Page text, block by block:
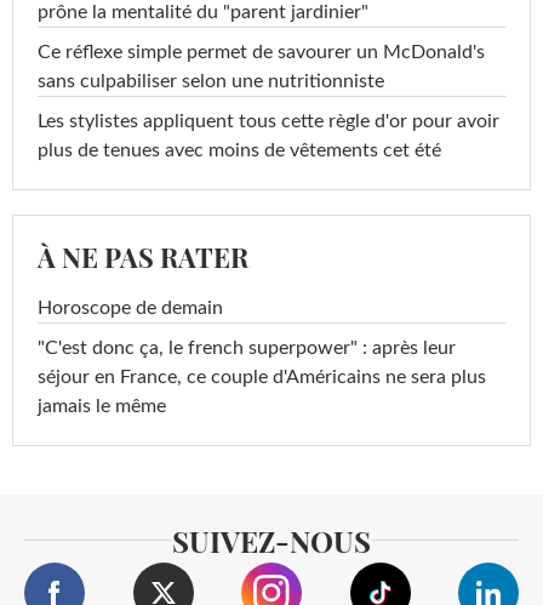
prône la mentalité du "parent jardinier"
Ce réflexe simple permet de savourer un McDonald's
sans culpabiliser selon une nutritionniste
Les stylistes appliquent tous cette règle d'or pour avoir
plus de tenues avec moins de vêtements cet été
À NE PAS RATER
Horoscope de demain
"C'est donc ça, le french superpower" : après leur
séjour en France, ce couple d'Américains ne sera plus
jamais le même
SUIVEZ-NOUS